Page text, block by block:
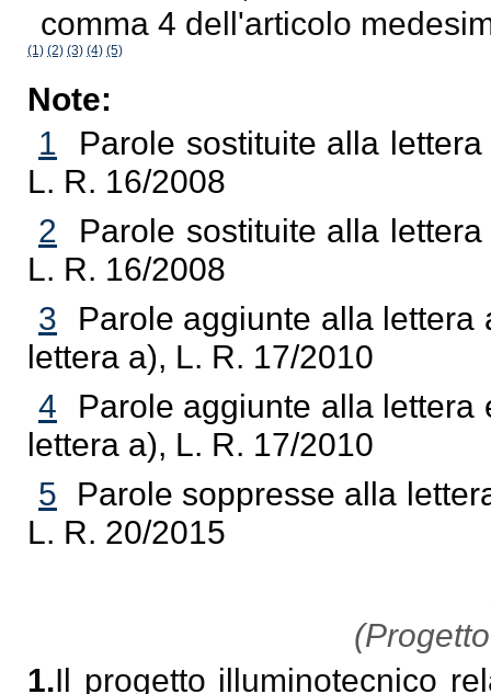
comma 4 dell'articolo
(1) (2) (3) (4) (5)
Note:
1
Parole sostituite alla
L. R. 16/2008
2
Parole sostituite alla
L. R. 16/2008
3
Parole aggiunte alla
lettera a), L. R. 17/2010
4
Parole aggiunte alla
lettera a), L. R. 17/2010
5
Parole soppresse alla
L. R. 20/2015
1.Il progetto illuminotecnico